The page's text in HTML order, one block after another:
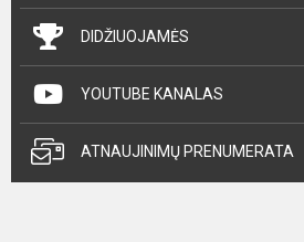
DIDŽIUOJAMĖS
YOUTUBE KANALAS
ATNAUJINIMŲ PRENUMERATA